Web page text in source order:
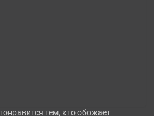
тем, кто обожает